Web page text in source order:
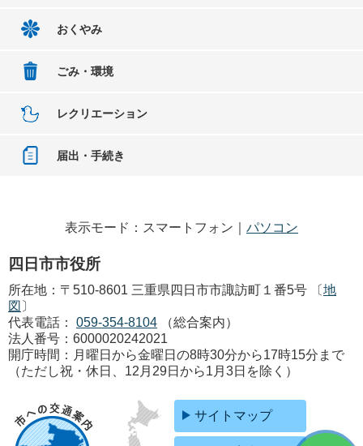
おくやみ
ごみ・環境
レクリエーション
届出・手続き
表示モード：スマートフォン｜ パソコン
四日市市役所
所在地：〒510-8601 三重県四日市市諏訪町１番5号 〔地
図 〕
代表電話：
059-354-8104
（総合案内）
法人番号：6000020242021
開庁時間：月曜日から金曜日の8時30分から17時15分まで
（ただし祝・休日、12月29日から1月3日を除く）
サイトマップ